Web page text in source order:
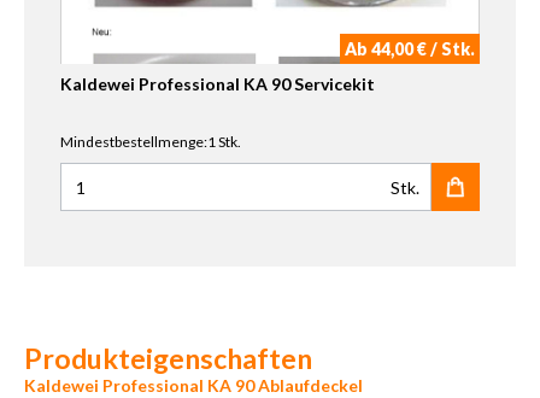
Ab 44,00 € / Stk.
Kaldewei Professional KA 90 Servicekit
Mindestbestellmenge:1 Stk.
Anzahl für Kaldewei Professional KA 90 Servicekit
Stk.
Produkteigenschaften
Kaldewei Professional KA 90 Ablaufdeckel